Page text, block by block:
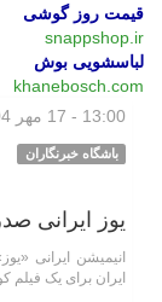
قیمت روز گوشی
snappshop.ir
لباسشویی بوش
khanebosch.com
13:00 - 17 مهر 1404
باشگاه خبرنگاران
یوز ایرانی
انیمیشن ایرانی
ایران برای یک